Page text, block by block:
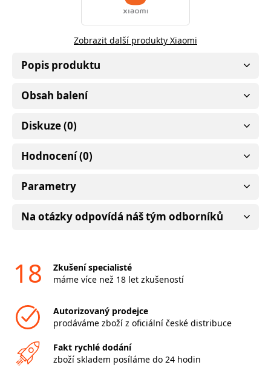
Zobrazit další produkty Xiaomi
Popis produktu
Obsah balení
Diskuze (0)
Hodnocení (0)
Parametry
Na otázky odpovídá náš tým odborníků
18
Zkušení specialisté
máme více než 18 let zkušeností
Autorizovaný prodejce
prodáváme zboží z oficiální české distribuce
Fakt rychlé dodání
zboží skladem posíláme do 24 hodin